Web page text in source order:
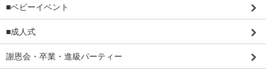
■ベビーイベント
■成人式
謝恩会・卒業・進級パーティー